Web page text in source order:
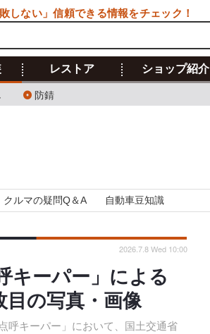
防錆
レストア ショップ紹介
クルマの疑問Q＆A 自動車豆知識
キーパー」による
目の写真・画像
呼キーパー」において、国土交通省
2026.7.8 Wed 10:00
しない」信頼できる情報をチェック！